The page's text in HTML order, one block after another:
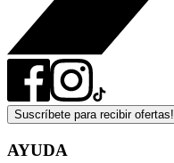
Suscríbete para recibir ofertas!
AYUDA